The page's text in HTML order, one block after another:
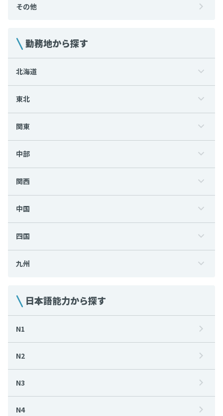
その他
勤務地から探す
北海道
東北
関東
中部
関西
中国
四国
九州
日本語能力から探す
N1
N2
N3
N4